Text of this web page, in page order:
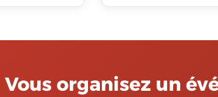
Vous organisez un